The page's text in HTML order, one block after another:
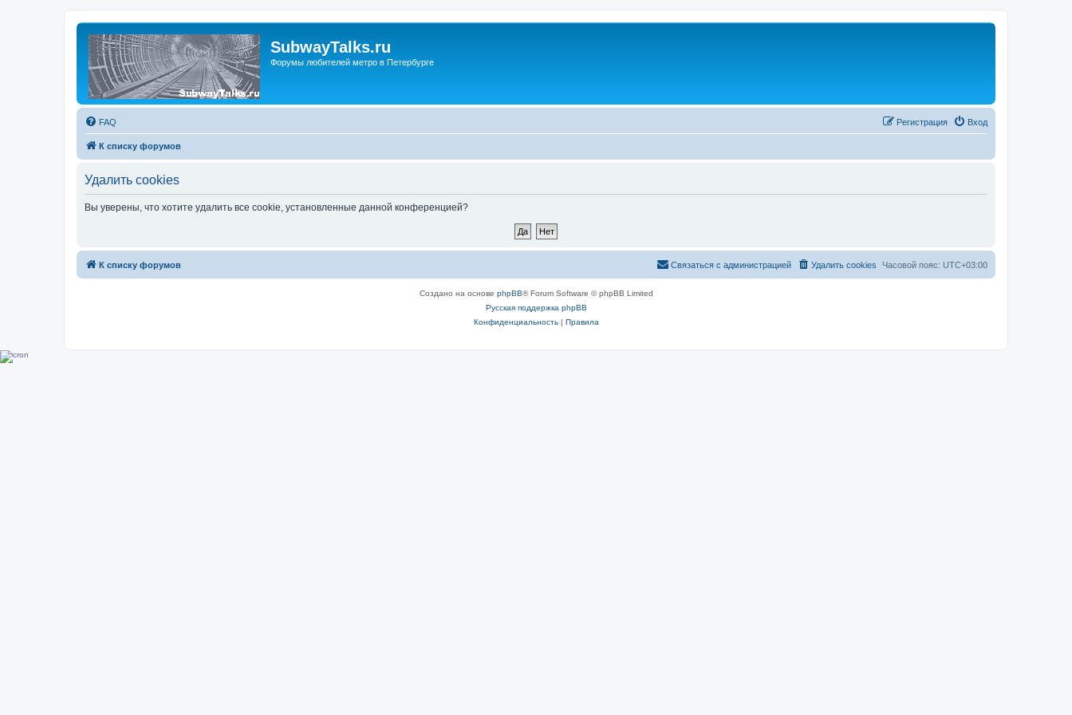
SubwayTalks.ru
Форумы любителей метро в Петербурге
FAQ Вход
Регистрация
К списку форумов
Удалить cookies
Вы уверены, что хотите удалить все cookie, установленные данной конференцией?
К списку форумов Часовой пояс: UTC+03:00
Удалить cookies
Связаться с администрацией
Создано на основе phpBB® Forum Software © phpBB Limited
Русская поддержка phpBB
Конфиденциальность| Правила